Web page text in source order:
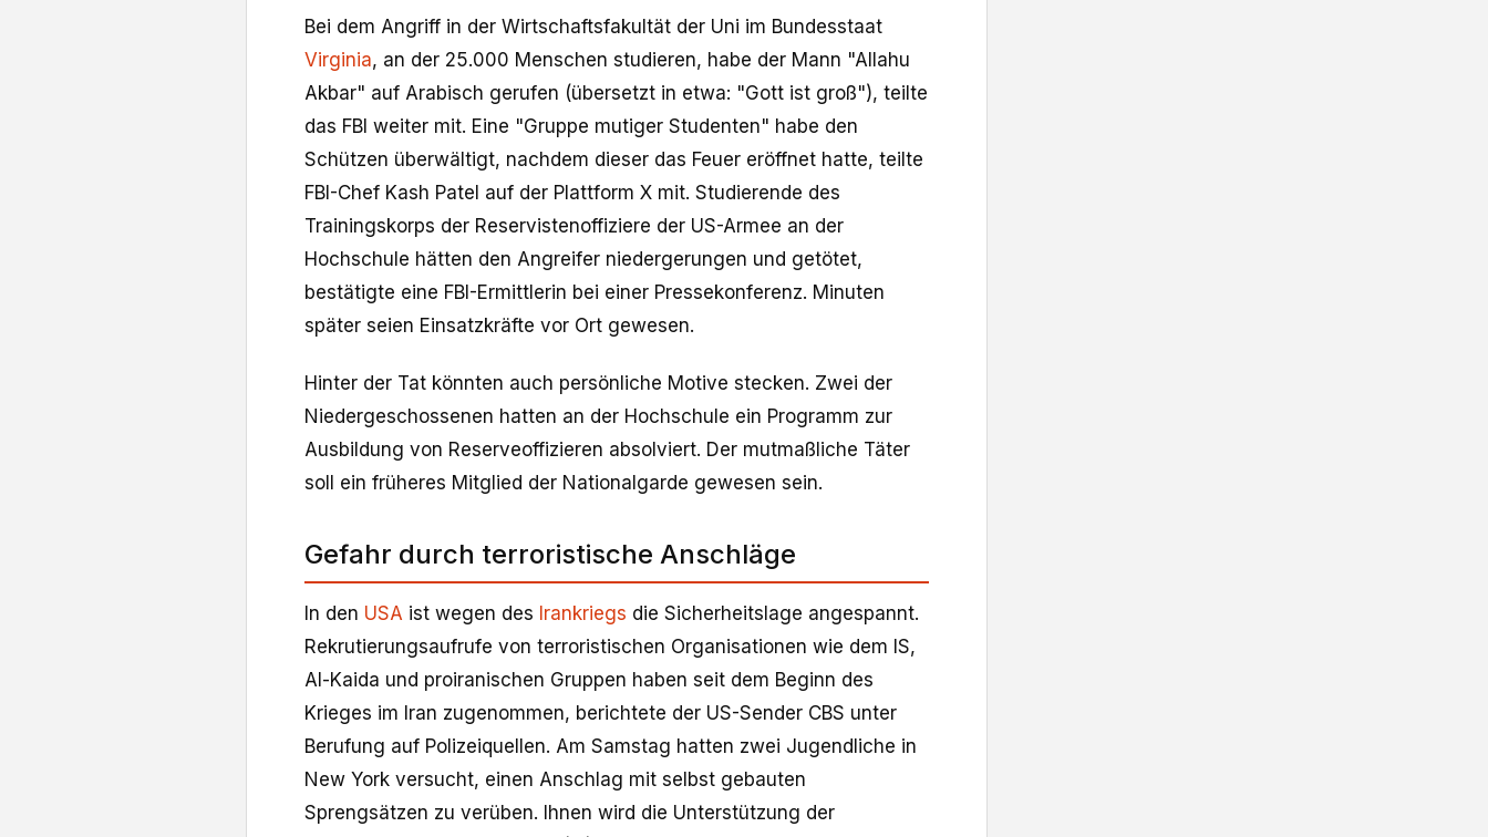
Bei dem Angriff in der Wirtschaftsfakultät der Uni im Bundesstaat
Virginia, an der 25.000 Menschen studieren, habe der Mann "Allahu
Akbar" auf Arabisch gerufen (übersetzt in etwa: "Gott ist groß"), teilte
das FBI weiter mit. Eine "Gruppe mutiger Studenten" habe den
Schützen überwältigt, nachdem dieser das Feuer eröffnet hatte, teilte
FBI-Chef Kash Patel auf der Plattform X mit. Studierende des
Trainingskorps der Reservistenoffiziere der US-Armee an der
Hochschule hätten den Angreifer niedergerungen und getötet,
bestätigte eine FBI-Ermittlerin bei einer Pressekonferenz. Minuten
später seien Einsatzkräfte vor Ort gewesen.
Hinter der Tat könnten auch persönliche Motive stecken. Zwei der
Niedergeschossenen hatten an der Hochschule ein Programm zur
Ausbildung von Reserveoffizieren absolviert. Der mutmaßliche Täter
soll ein früheres Mitglied der Nationalgarde gewesen sein.
Gefahr durch terroristische Anschläge
In den USA ist wegen des Irankriegs die Sicherheitslage angespannt.
Rekrutierungsaufrufe von terroristischen Organisationen wie dem IS,
Al-Kaida und proiranischen Gruppen haben seit dem Beginn des
Krieges im Iran zugenommen, berichtete der US-Sender CBS unter
Berufung auf Polizeiquellen. Am Samstag hatten zwei Jugendliche in
New York versucht, einen Anschlag mit selbst gebauten
Sprengsätzen zu verüben. Ihnen wird die Unterstützung der